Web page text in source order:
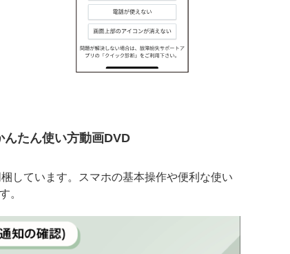
んたん使い方動画DVD
しています。スマホの基本操作や便利な使い
。